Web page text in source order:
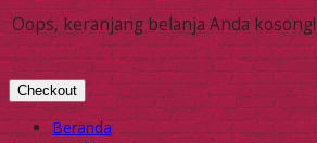
Oops, keranjang belanja Anda kosong!
Checkout
Beranda